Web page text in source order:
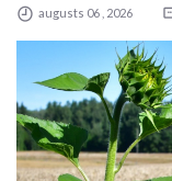
augusts 06 , 2026